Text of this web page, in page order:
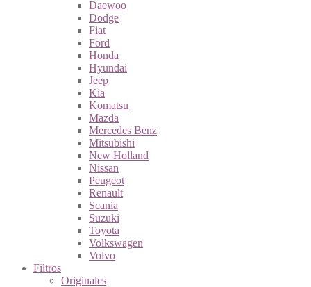
Daewoo
Dodge
Fiat
Ford
Honda
Hyundai
Jeep
Kia
Komatsu
Mazda
Mercedes Benz
Mitsubishi
New Holland
Nissan
Peugeot
Renault
Scania
Suzuki
Toyota
Volkswagen
Volvo
Filtros
Originales